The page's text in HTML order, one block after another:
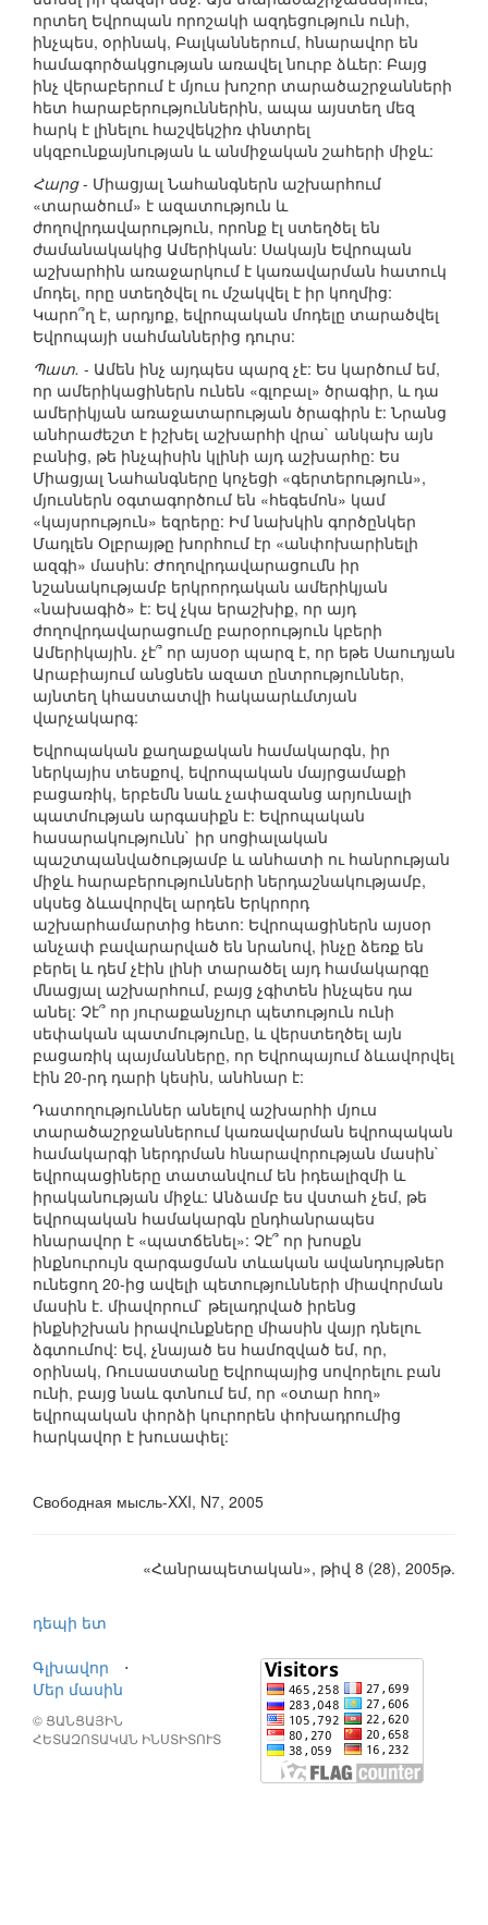
որտեղ Եվրոպան որոշակի ազդեցություն ունի,
ինչպես, օրինակ, Բալկաններում, հնարավոր են
համագործակցության առավել նուրբ ձևեր: Բայց
ինչ վերաբերում է մյուս խոշոր տարածաշրջանների
հետ հարաբերություններին, ապա այստեղ մեզ
հարկ է լինելու հաշվեկշիռ փնտրել
սկզբունքայնության և անմիջական շահերի միջև:
Հարց- Միացյալ Նահանգներն աշխարհում
«տարածում» է ազատություն և
ժողովրդավարություն, որոնք էլ ստեղծել են
ժամանակակից Ամերիկան: Սակայն Եվրոպան
աշխարհին առաջարկում է կառավարման հատուկ
մոդել, որը ստեղծվել ու մշակվել է իր կողմից:
Կարո՞ղ է, արդյոք, եվրոպական մոդելը տարածվել
Եվրոպայի սահմաններից դուրս:
Պատ. - Ամեն ինչ այդպես պարզ չէ: Ես կարծում եմ,
որ ամերիկացիներն ունեն «գլոբալ» ծրագիր, և դա
ամերիկյան առաջատարության ծրագիրն է: Նրանց
անհրաժեշտ է իշխել աշխարհի վրա` անկախ այն
բանից, թե ինչպիսին կլինի այդ աշխարհը: Ես
Միացյալ Նահանգները կոչեցի «գերտերություն»,
մյուսներն օգտագործում են «հեգեմոն» կամ
«կայսրություն» եզրերը: Իմ նախկին գործընկեր
Մադլեն Օլբրայթը խորհում էր «անփոխարինելի
ազգի» մասին: Ժողովրդավարացումն իր
նշանակությամբ երկրորդական ամերիկյան
«նախագիծ» է: Եվ չկա երաշխիք, որ այդ
ժողովրդավարացումը բարօրություն կբերի
Ամերիկային. չէ՞ որ այսօր պարզ է, որ եթե Սաուդյան
Արաբիայում անցնեն ազատ ընտրություններ,
այնտեղ կհաստատվի հակաարևմտյան
վարչակարգ:
Եվրոպական քաղաքական համակարգն, իր
ներկայիս տեսքով, եվրոպական մայրցամաքի
բացառիկ, երբեմն նաև չափազանց արյունալի
պատմության արգասիքն է: Եվրոպական
հասարակությունն` իր սոցիալական
պաշտպանվածությամբ և անհատի ու հանրության
միջև հարաբերությունների ներդաշնակությամբ,
սկսեց ձևավորվել արդեն Երկրորդ
աշխարհամարտից հետո: Եվրոպացիներն այսօր
անչափ բավարարված են նրանով, ինչը ձեռք են
բերել և դեմ չէին լինի տարածել այդ համակարգը
մնացյալ աշխարհում, բայց չգիտեն ինչպես դա
անել: Չէ՞ որ յուրաքանչյուր պետություն ունի
սեփական պատմությունը, և վերստեղծել այն
բացառիկ պայմանները, որ Եվրոպայում ձևավորվել
էին 20-րդ դարի կեսին, անհնար է:
Դատողություններ անելով աշխարհի մյուս
տարածաշրջաններում կառավարման եվրոպական
համակարգի ներդրման հնարավորության մասին`
եվրոպացիները տատանվում են իդեալիզմի և
իրականության միջև: Անձամբ ես վստահ չեմ, թե
եվրոպական համակարգն ընդհանրապես
հնարավոր է «պատճենել»: Չէ՞ որ խոսքն
ինքնուրույն զարգացման տևական ավանդույթներ
ունեցող 20-ից ավելի պետությունների միավորման
մասին է. միավորում` թելադրված իրենց
ինքնիշխան իրավունքները միասին վայր դնելու
ձգտումով: Եվ, չնայած ես համոզված եմ, որ,
օրինակ, Ռուսաստանը Եվրոպայից սովորելու բան
ունի, բայց նաև գտնում եմ, որ «օտար հող»
եվրոպական փորձի կուրորեն փոխադրումից
հարկավոր է խուսափել:
Свободная мысль-XXI, N7, 2005
«Հանրապետական», թիվ 8 (28), 2005թ.
դեպի ետ
Գլխավոր
⋅
Մեր մասին
© ՑԱՆՑԱՅԻՆ
ՀԵՏԱԶՈՏԱԿԱՆ ԻՆՍՏԻՏՈՒՏ